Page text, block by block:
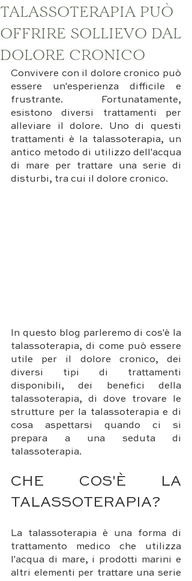
TALASSOTERAPIA PUÒ
OFFRIRE SOLLIEVO DAL
DOLORE CRONICO
Convivere con il dolore cronico può
essere un'esperienza difficile e
frustrante. Fortunatamente,
esistono diversi trattamenti per
alleviare il dolore. Uno di questi
trattamenti è la talassoterapia, un
antico metodo di utilizzo dell'acqua
di mare per trattare una serie di
disturbi, tra cui il dolore cronico.
In questo blog parleremo di cos'è la
talassoterapia, di come può essere
utile per il dolore cronico, dei
diversi tipi di trattamenti
disponibili, dei benefici della
talassoterapia, di dove trovare le
strutture per la talassoterapia e di
cosa aspettarsi quando ci si
prepara a una seduta di
talassoterapia.
CHE COS'È LA
TALASSOTERAPIA?
La talassoterapia è una forma di
trattamento medico che utilizza
l'acqua di mare, i prodotti marini e
altri elementi per trattare una serie